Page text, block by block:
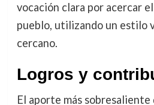
vocación clara por acercar
pueblo, utilizando un estilo
cercano.
Logros y
El aporte más